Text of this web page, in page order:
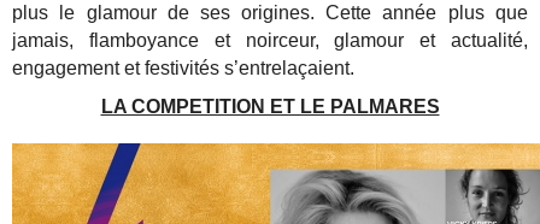
plus le glamour de ses origines. Cette année plus que
jamais, flamboyance et noirceur, glamour et actualité,
engagement et festivités s’entrelaçaient.
LA COMPETITION ET LE PALMARES